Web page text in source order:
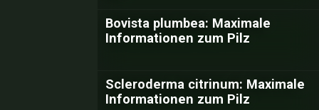
Bovista plumbea: Maximale
Informationen zum Pilz
Scleroderma citrinum: Maximale
Informationen zum Pilz